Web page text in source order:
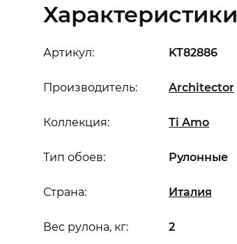
Характеристики
Артикул: KT82886
Производитель: Architector
Коллекция: Ti Amo
Вес рулона, кг: 2
Страна: Италия
Тип обоев: Рулонные